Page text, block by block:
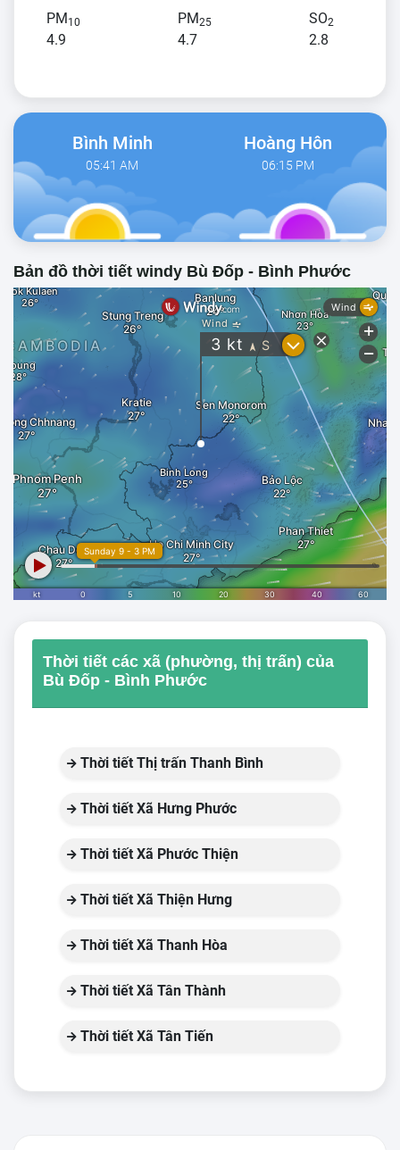
PM10
4.9
PM25
4.7
SO2
2.8
Bình Minh
05:41 AM
Hoàng Hôn
06:15 PM
Bản đồ thời tiết windy Bù Đốp - Bình Phước
Thời tiết các xã (phường, thị trấn) của
Bù Đốp - Bình Phước
Thời tiết Thị trấn Thanh Bình
Thời tiết Xã Hưng Phước
Thời tiết Xã Phước Thiện
Thời tiết Xã Thiện Hưng
Thời tiết Xã Thanh Hòa
Thời tiết Xã Tân Thành
Thời tiết Xã Tân Tiến